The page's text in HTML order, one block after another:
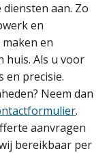
aan. Zo
en
en
huis. Als u voor
en precisie.
Neem dan
.
aanvragen
bereikbaar per